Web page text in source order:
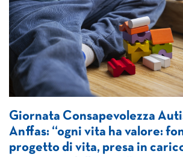
Giornata Consapevolezza
Anffas: “ogni vita ha valore:
progetto di vita, presa in